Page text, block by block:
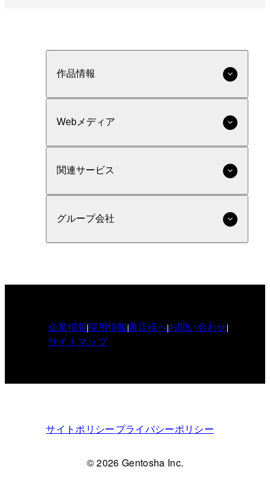
作品情報
Webメディア
関連サービス
グループ会社
企業情報採用情報書店様へお問い合わせ
サイトマップ
サイトポリシープライバシーポリシー
© 2026 Gentosha Inc.